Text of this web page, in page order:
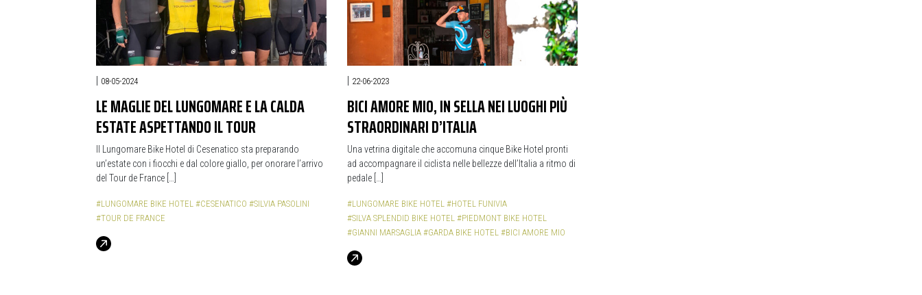
08-05-2024
LE MAGLIE DEL LUNGOMARE E LA CALDA
ESTATE ASPETTANDO IL TOUR
Il Lungomare Bike Hotel di Cesenatico sta preparando
un’estate con i fiocchi e dal colore giallo, per onorare l’arrivo
del Tour de France […]
#LUNGOMARE BIKE HOTEL #CESENATICO #SILVIA PASOLINI
#TOUR DE FRANCE
22-06-2023
BICI AMORE MIO, IN SELLA NEI LUOGHI PIÙ
STRAORDINARI D’ITALIA
Una vetrina digitale che accomuna cinque Bike Hotel pronti
ad accompagnare il ciclista nelle bellezze dell’Italia a ritmo di
pedale […]
#LUNGOMARE BIKE HOTEL #HOTEL FUNIVIA
#SILVA SPLENDID BIKE HOTEL #PIEDMONT BIKE HOTEL
#GIANNI MARSAGLIA #GARDA BIKE HOTEL #BICI AMORE MIO